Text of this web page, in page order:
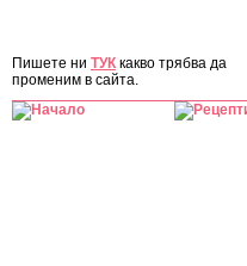
Пишете ни ТУК какво трябва да
променим в сайта.